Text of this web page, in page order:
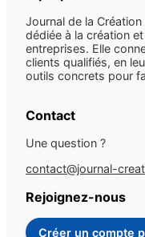
Journal de la
dédiée à la création
entreprises. Elle
clients qualifiés, en
outils concrets pour
Contact
Une question ?
contact@journal-
Rejoignez-nous
Créer un compte